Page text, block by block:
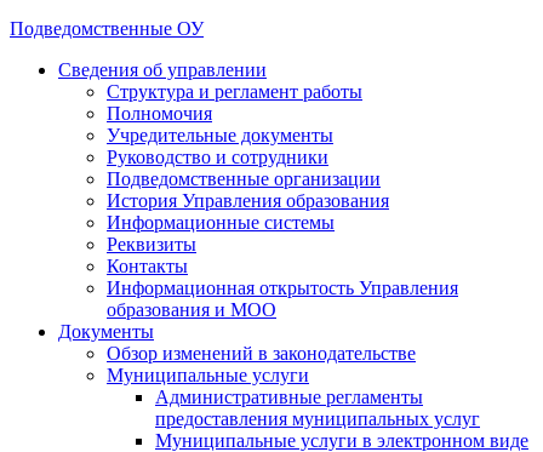
Подведомственные ОУ
Сведения об управлении
Структура и регламент работы
Полномочия
Учредительные документы
Руководство и сотрудники
Подведомственные организации
История Управления образования
Информационные системы
Реквизиты
Контакты
Информационная открытость Управления
образования и МОО
Документы
Обзор изменений в законодательстве
Муниципальные услуги
Административные регламенты
предоставления муниципальных услуг
Муниципальные услуги в электронном виде